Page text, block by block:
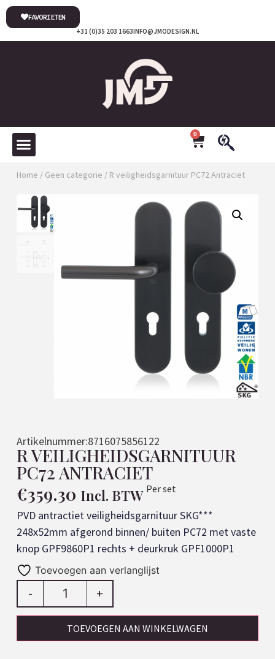
INFO@JMODESIGN.NL
+31 (0)35 203 1663
FAVORIETEN
0
Home / Geen categorie / R veiligheidsgarnituur PC72 Antraciet
Artikelnummer:8716075856122
R VEILIGHEIDSGARNITUUR
PC72 ANTRACIET
€359.30 Incl. BTW Per set
PVD antractiet veiligheidsgarnituur SKG***
248x52mm afgerond binnen/ buiten PC72 met vaste
knop GPF9860P1 rechts + deurkruk GPF1000P1
Toevoegen aan verlanglijst
- +
TOEVOEGEN AAN WINKELWAGEN